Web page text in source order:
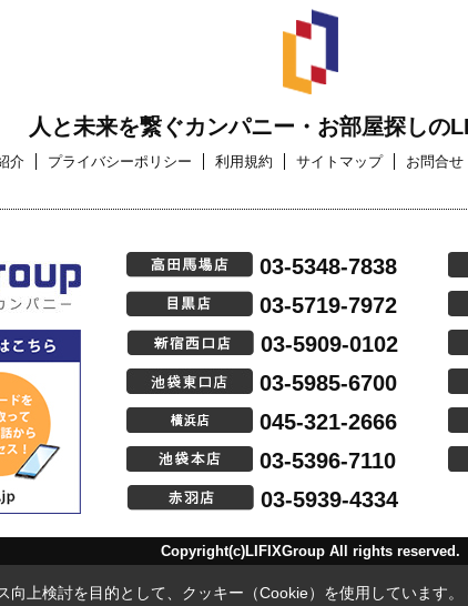
人と未来を繋ぐカンパニー・お部屋探しの
介 プライバシーポリシー 利用規約 サイトマップ お問合せ
03-5348-7838
03-5719-7972
03-5909-0102
03-5985-6700
045-321-2666
03-5396-7110
03-5939-4334
Copyright(c)LIFIXGroup All rights reserved.
上検討を目的として、クッキー（Cookie）を使用しています。